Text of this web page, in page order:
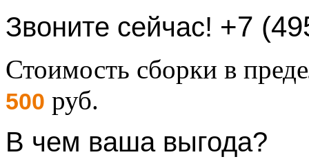
Звоните сейчас! +7
Стоимость сборки в
500 руб.
В чем ваша выгода?